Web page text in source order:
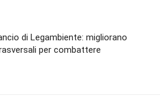
di Legambiente: migliorano
per combattere